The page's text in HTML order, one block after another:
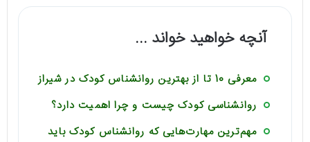
آنچه خواهید خواند ...
معرفی 10 تا از بهترین روانشناس کودک در شیراز
روانشناسی کودک چیست و چرا اهمیت دارد؟
مهم‌ترین مهارت‌هایی که روانشناس کودک باید